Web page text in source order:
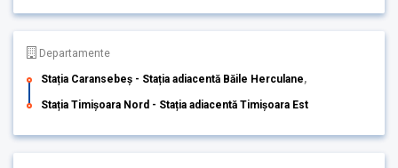
Departamente
Stația Caransebeș - Stația adiacentă Băile Herculane,
Stația Timișoara Nord - Stația adiacentă Timișoara Est